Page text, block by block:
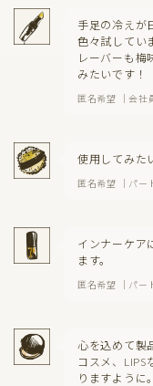
手足の冷えが
色々試してい
レーバーも梅
みたいです！
匿名希望 ｜会社
使用してみた
匿名希望 ｜パー
インナーケア
ます。
匿名希望 ｜パー
心を込めて製
コスメ、LIPS
りますように。